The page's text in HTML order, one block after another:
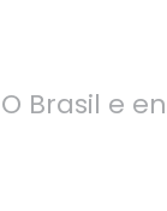
Brasil e